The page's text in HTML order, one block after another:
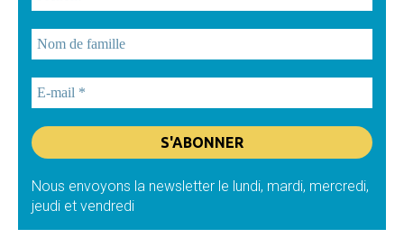
Nous envoyons la newsletter le lundi, mardi, mercredi,
jeudi et vendredi